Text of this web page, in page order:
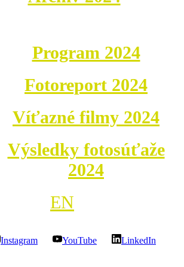
Program 2024
Fotoreport 2024
Víťazné filmy 2024
Výsledky fotosúťaže
2024
EN
Instagram YouTube LinkedIn